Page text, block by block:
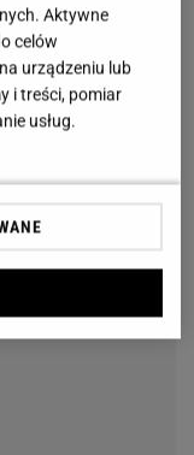
Aktywne
celów
urządzeniu lub
i treści, pomiar
usług.